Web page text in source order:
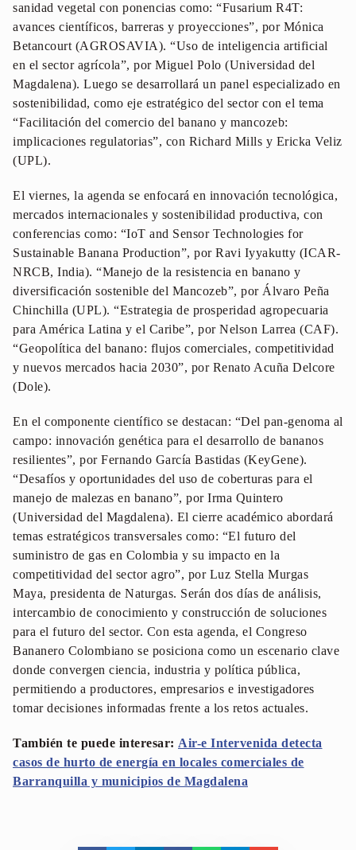
sanidad vegetal con ponencias como: “Fusarium R4T:
avances científicos, barreras y proyecciones”, por Mónica
Betancourt (AGROSAVIA). “Uso de inteligencia artificial
en el sector agrícola”, por Miguel Polo (Universidad del
Magdalena). Luego se desarrollará un panel especializado en
sostenibilidad, como eje estratégico del sector con el tema
“Facilitación del comercio del banano y mancozeb:
implicaciones regulatorias”, con Richard Mills y Ericka Veliz
(UPL).
El viernes, la agenda se enfocará en innovación tecnológica,
mercados internacionales y sostenibilidad productiva, con
conferencias como: “IoT and Sensor Technologies for
Sustainable Banana Production”, por Ravi Iyyakutty (ICAR-
NRCB, India). “Manejo de la resistencia en banano y
diversificación sostenible del Mancozeb”, por Álvaro Peña
Chinchilla (UPL). “Estrategia de prosperidad agropecuaria
para América Latina y el Caribe”, por Nelson Larrea (CAF).
“Geopolítica del banano: flujos comerciales, competitividad
y nuevos mercados hacia 2030”, por Renato Acuña Delcore
(Dole).
En el componente científico se destacan: “Del pan-genoma al
campo: innovación genética para el desarrollo de bananos
resilientes”, por Fernando García Bastidas (KeyGene).
“Desafíos y oportunidades del uso de coberturas para el
manejo de malezas en banano”, por Irma Quintero
(Universidad del Magdalena). El cierre académico abordará
temas estratégicos transversales como: “El futuro del
suministro de gas en Colombia y su impacto en la
competitividad del sector agro”, por Luz Stella Murgas
Maya, presidenta de Naturgas. Serán dos días de análisis,
intercambio de conocimiento y construcción de soluciones
para el futuro del sector. Con esta agenda, el Congreso
Bananero Colombiano se posiciona como un escenario clave
donde convergen ciencia, industria y política pública,
permitiendo a productores, empresarios e investigadores
tomar decisiones informadas frente a los retos actuales.
También te puede interesar: Air-e Intervenida detecta
casos de hurto de energía en locales comerciales de
Barranquilla y municipios de Magdalena